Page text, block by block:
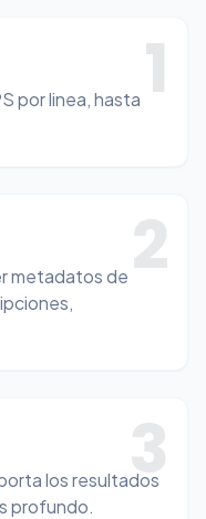
1
por linea, hasta
2
metadatos de
3
los resultados
profundo.